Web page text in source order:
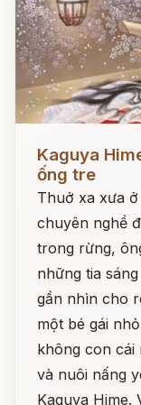
Kaguya
ống tre
Thuở xa xưa
chuyên nghề
trong rừng,
những tia
gần nhìn cho
một bé gái
không con cái
và nuôi nấng
Kaguya Hime.